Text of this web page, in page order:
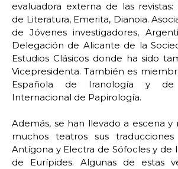
evaluadora externa de las revistas:
de Literatura, Emerita, Dianoia.
de Jóvenes investigadores,
Delegación de Alicante de la
Estudios Clásicos donde ha sido
Vicepresidenta. También es
Española de Iranología y de
Internacional de Papirología.
Además, se han llevado a escena
muchos teatros sus
Antígona y Electra de Sófocles y de
de Eurípides. Algunas de estas